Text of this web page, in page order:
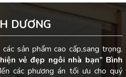
DƯƠNG
sản phẩm cao cấp,sang trọng.
vẻ đẹp ngôi nhà bạn” Bình
các phương án tối ưu cho quý